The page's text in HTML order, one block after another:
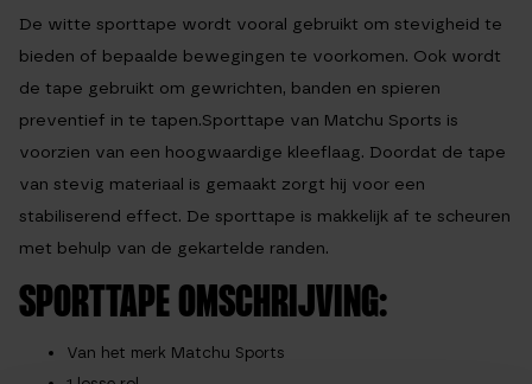
De witte sporttape wordt vooral gebruikt om stevigheid te
bieden of bepaalde bewegingen te voorkomen. Ook wordt
de tape gebruikt om gewrichten, banden en spieren
preventief in te tapen.Sporttape van Matchu Sports is
voorzien van een hoogwaardige kleeflaag. Doordat de tape
van stevig materiaal is gemaakt zorgt hij voor een
stabiliserend effect. De sporttape is makkelijk af te scheuren
met behulp van de gekartelde randen.
SPORTTAPE OMSCHRIJVING:
Van het merk Matchu Sports